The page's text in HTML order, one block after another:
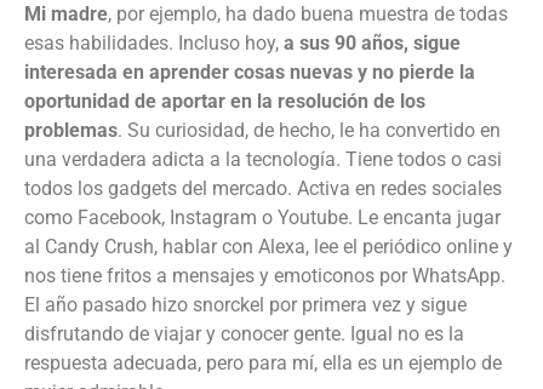
Mi madre, por ejemplo, ha dado buena muestra de todas
esas habilidades. Incluso hoy, a sus 90 años, sigue
interesada en aprender cosas nuevas y no pierde la
oportunidad de aportar en la resolución de los
problemas. Su curiosidad, de hecho, le ha convertido en
una verdadera adicta a la tecnología. Tiene todos o casi
todos los gadgets del mercado. Activa en redes sociales
como Facebook, Instagram o Youtube. Le encanta jugar
al Candy Crush, hablar con Alexa, lee el periódico online y
nos tiene fritos a mensajes y emoticonos por WhatsApp.
El año pasado hizo snorckel por primera vez y sigue
disfrutando de viajar y conocer gente. Igual no es la
respuesta adecuada, pero para mí, ella es un ejemplo de